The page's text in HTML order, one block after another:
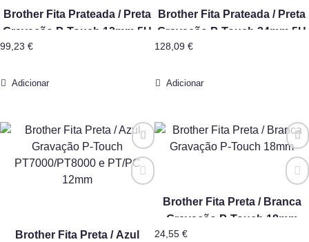
Brother Fita Prateada / Preta
Gravação P-Touch 12mm 5U
99,23 €
Adicionar
Brother Fita Prateada / Preta
Gravação P-Touch 24mm 5U
128,09 €
Adicionar
Brother Fita Preta / Azul
Brother Fita Preta / Branca
Gravação P-Touch 18mm
24,55 €